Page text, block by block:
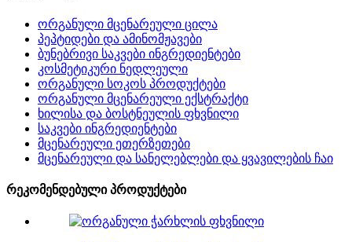
ორგანული მცენარეული ცილა
პეპტიდები და ამინომჟავები
ბუნებრივი საკვები ინგრედიენტები
კოსმეტიკური ნედლეული
ორგანული სოკოს პროდუქტები
ორგანული მცენარეული ექსტრაქტი
ხილისა და ბოსტნეულის ფხვნილი
საკვები ინგრედიენტები
მცენარეული ეთერზეთები
მცენარეული და სანელებლები და ყვავილების ჩაი
რეკომენდებული პროდუქტები